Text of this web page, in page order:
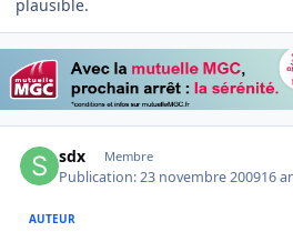
plausible.
sdx Membre
Publication:23 novembre 200916
AUTEUR